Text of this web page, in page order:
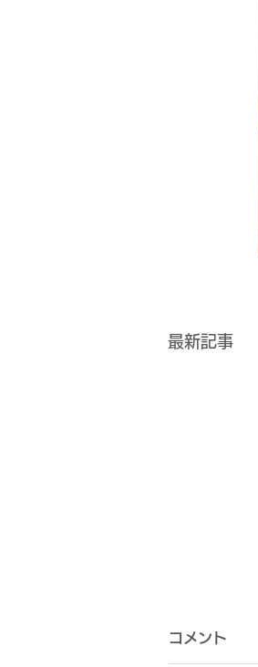
最新記事
コメント